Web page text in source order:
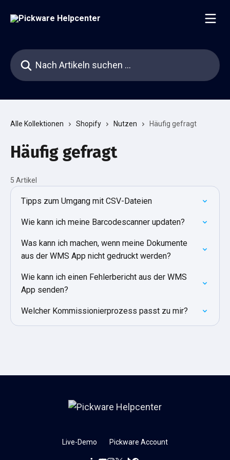
Nach Artikeln suchen …
Alle Kollektionen Shopify Nutzen Häufig gefragt
Häufig gefragt
5 Artikel
Tipps zum Umgang mit CSV-Dateien
Wie kann ich meine Barcodescanner updaten?
Was kann ich machen, wenn meine Dokumente
aus der WMS App nicht gedruckt werden?
Wie kann ich einen Fehlerbericht aus der WMS
App senden?
Welcher Kommissionierprozess passt zu mir?
Live-Demo Pickware Account